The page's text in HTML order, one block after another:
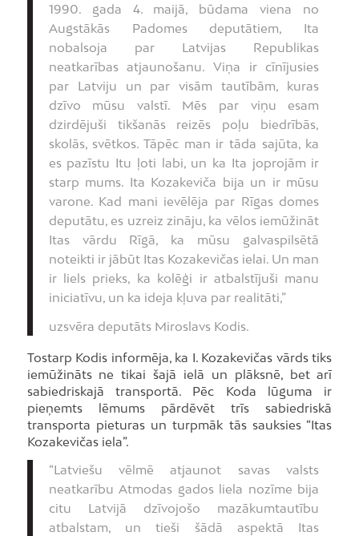
1990. gada 4. maijā, būdama viena no
Augstākās Padomes deputātiem, Ita
nobalsoja par Latvijas Republikas
neatkarības atjaunošanu. Viņa ir cīnījusies
par Latviju un par visām tautībām, kuras
dzīvo mūsu valstī. Mēs par viņu esam
dzirdējuši tikšanās reizēs poļu biedrībās,
skolās, svētkos. Tāpēc man ir tāda sajūta, ka
es pazīstu Itu ļoti labi, un ka Ita joprojām ir
starp mums. Ita Kozakeviča bija un ir mūsu
varone. Kad mani ievēlēja par Rīgas domes
deputātu, es uzreiz zināju, ka vēlos iemūžināt
Itas vārdu Rīgā, ka mūsu galvaspilsētā
noteikti ir jābūt Itas Kozakevičas ielai. Un man
ir liels prieks, ka kolēģi ir atbalstījuši manu
iniciatīvu, un ka ideja kļuva par realitāti,”
uzsvēra deputāts Miroslavs Kodis.
Tostarp Kodis informēja, ka I. Kozakevičas vārds tiks
iemūžināts ne tikai šajā ielā un plāksnē, bet arī
sabiedriskajā transportā. Pēc Koda lūguma ir
pieņemts lēmums pārdēvēt trīs sabiedriskā
transporta pieturas un turpmāk tās sauksies “Itas
Kozakevičas iela”.
“Latviešu vēlmē atjaunot savas valsts
neatkarību Atmodas gados liela nozīme bija
citu Latvijā dzīvojošo mazākumtautību
atbalstam, un tieši šādā aspektā Itas